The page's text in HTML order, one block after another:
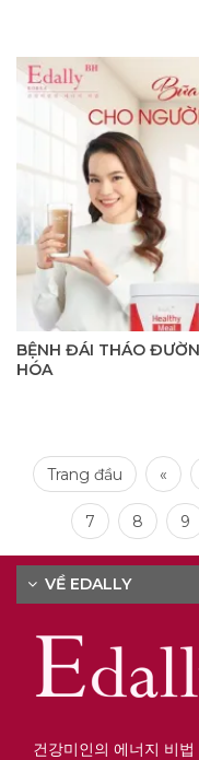
BỆNH ĐÁI THÁO
HÓA
Trang đầu «
7 8 9
VỀ EDALLY
건강미인의 에너지 비법